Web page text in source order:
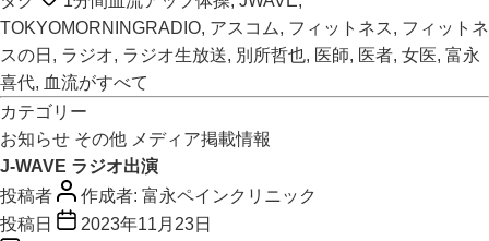
TOKYOMORNINGRADIO, アスコム, フィットネス, フィットネ
スの日 , ラジオ, ラジオ生放送, 別所哲也, 医師, 医者, 女医, 富永
喜代, 血流がすべて
カテゴリー
お知らせ その他 メディア掲載情報
J-WAVE ラジオ出演
投稿者
作成者: 富永ペインクリニック
投稿日
2023年11月23日